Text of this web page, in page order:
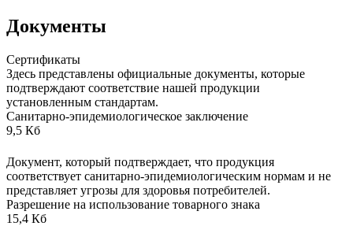
Документы
Сертификаты
Здесь представлены официальные документы, которые
подтверждают соответствие нашей продукции
установленным стандартам.
Санитарно-эпидемиологическое заключение
9,5 Кб
Документ, который подтверждает, что продукция
соответствует санитарно-эпидемиологическим нормам и не
представляет угрозы для здоровья потребителей.
Разрешение на использование товарного знака
15,4 Кб